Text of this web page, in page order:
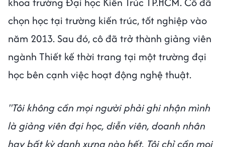
chọn học tại trường kiến trúc, tốt nghiệp vào
năm 2013. Sau đó, cô đã trở thành giảng viên
ngành Thiết kế thời trang tại một trường đại
học bên cạnh việc hoạt động nghệ thuật.
"Tôi không cần mọi người phải ghi nhận mình
là giảng viên đại học, diễn viên, doanh nhân
hay bất kỳ danh xưng nào hết. Tôi chỉ cần mọi